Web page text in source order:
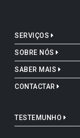
SERVIÇOS
SOBRE NÓS
SABER MAIS
CONTACTAR
TESTEMUNHO